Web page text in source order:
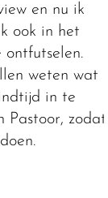
en nu ik
ook in het
weten wat
in te
Pastoor, zodat